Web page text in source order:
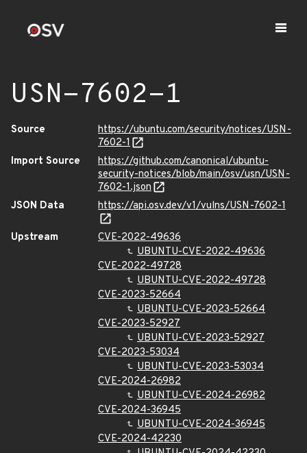
USN-7602-1
Source
https://ubuntu.com/security/notices/USN-
7602-1
Import Source
https://github.com/canonical/ubuntu-
security-notices/blob/main/osv/usn/USN-
7602-1.json
JSON Data
https://api.osv.dev/v1/vulns/USN-7602-1
Upstream
CVE-2022-49636
UBUNTU-CVE-2022-49636
CVE-2022-49728
UBUNTU-CVE-2022-49728
CVE-2023-52664
UBUNTU-CVE-2023-52664
CVE-2023-52927
UBUNTU-CVE-2023-52927
CVE-2023-53034
UBUNTU-CVE-2023-53034
CVE-2024-26982
UBUNTU-CVE-2024-26982
CVE-2024-36945
UBUNTU-CVE-2024-36945
CVE-2024-42230